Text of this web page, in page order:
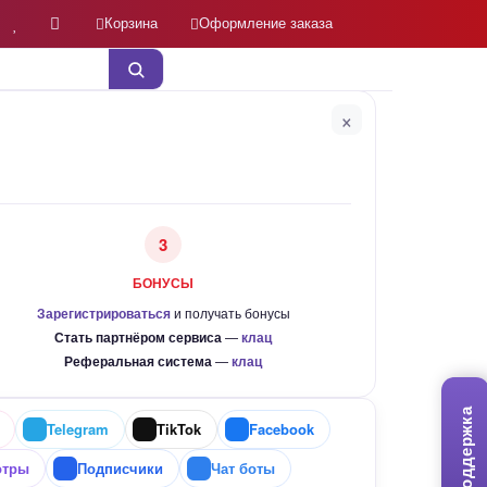
Поддержка
Корзина Оформление заказа
×
3
БОНУСЫ
Зарегистрироватьсяи получать бонусы
Стать партнёром сервиса—клац
Реферальная система—клац
Telegram TikTok
Facebook
Подписчики Чат боты